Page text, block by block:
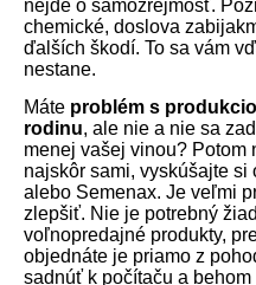
nejde o samozrejmosť.
chemické, doslova
ďalších škodí. To sa vám
nestane.
Máte problém s
rodinu, ale nie a nie sa
menej vašej vinou? Potom
najskôr sami, vyskúšajte
alebo Semenax. Je veľmi
zlepšiť. Nie je potrebný
voľnopredajné produkty,
objednáte je priamo z
sadnúť k počítaču a